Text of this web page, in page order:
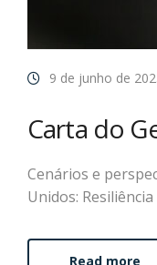
9 de junho de
Carta do
Cenários e
Unidos:
Read more